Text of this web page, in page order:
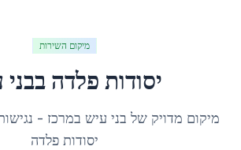
מיקום השירות
יסודות פלדה ב
מיקום מדויק של בני עיש במרכז -
יסודות פלדה